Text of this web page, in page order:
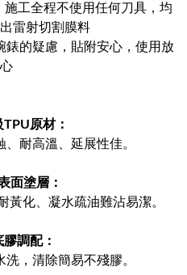
工全程不使用任何刀具，均
雷射切割膜料
錶的疑慮，貼附安心，使用放
心
原材：
耐高溫、延展性佳。
面塗層：
黃化、凝水疏油難沾易潔。
調配：
，清除簡易不殘膠。